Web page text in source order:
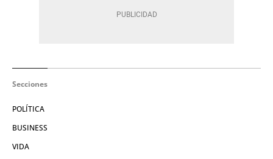
Secciones
POLÍTICA
BUSINESS
VIDA